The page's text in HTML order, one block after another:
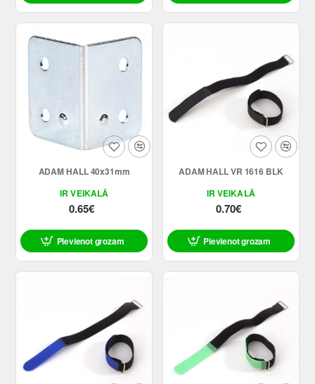
IR VEIKALĀ
ADAM HALL 40x31mm
0.65€
Pievienot grozam
IR VEIKALĀ
ADAM HALL VR 1616 BLK
0.70€
Pievienot grozam